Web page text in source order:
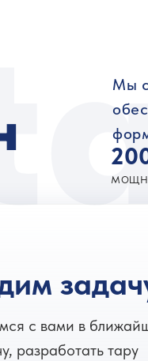
с вами в
разработать тару
Мы